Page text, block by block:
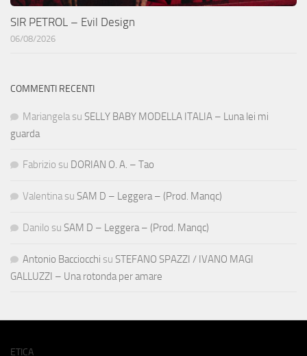
SIR PETROL – Evil Design
06/08/2026
COMMENTI RECENTI
Mariangela su SELLY BABY MODELLA ITALIA – Luna lei mi
guarda
Fabrizio su DORIAN O. A. – Tao
Valentina su SAM D – Leggera – (Prod. Manqc)
Danilo su SAM D – Leggera – (Prod. Manqc)
Antonio Bacciocchi su STEFANO SPAZZI / IVANO MAGI
GALLUZZI – Una rotonda per amare
ETICA